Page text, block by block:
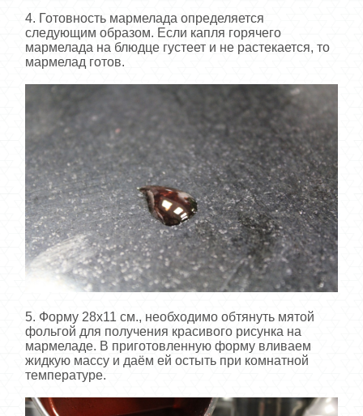
4. Готовность мармелада определяется
следующим образом. Если капля горячего
мармелада на блюдце густеет и не растекается, то
мармелад готов.
5. Форму 28х11 см., необходимо обтянуть мятой
фольгой для получения красивого рисунка на
мармеладе. В приготовленную форму вливаем
жидкую массу и даём ей остыть при комнатной
температуре.